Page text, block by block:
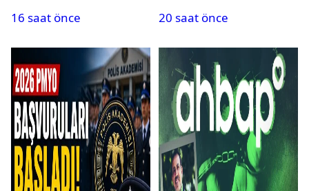
16 saat önce
20 saat önce